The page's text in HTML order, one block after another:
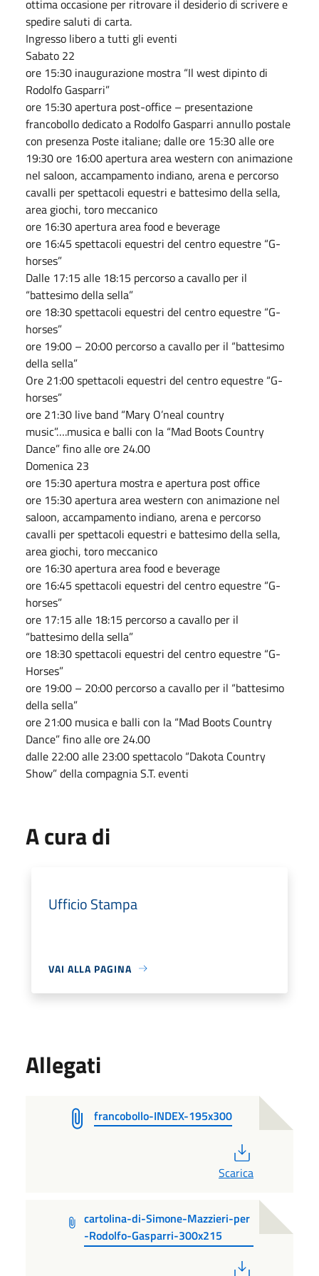
ottima occasione per ritrovare il desiderio di scrivere e
spedire saluti di carta.
Ingresso libero a tutti gli eventi
Sabato 22
ore 15:30 inaugurazione mostra “Il west dipinto di
Rodolfo Gasparri”
ore 15:30 apertura post-office – presentazione
francobollo dedicato a Rodolfo Gasparri annullo postale
con presenza Poste italiane; dalle ore 15:30 alle ore
19:30 ore 16:00 apertura area western con animazione
nel saloon, accampamento indiano, arena e percorso
cavalli per spettacoli equestri e battesimo della sella,
area giochi, toro meccanico
ore 16:30 apertura area food e beverage
ore 16:45 spettacoli equestri del centro equestre “G-
horses”
Dalle 17:15 alle 18:15 percorso a cavallo per il
“battesimo della sella”
ore 18:30 spettacoli equestri del centro equestre “G-
horses”
ore 19:00 – 20:00 percorso a cavallo per il “battesimo
della sella”
Ore 21:00 spettacoli equestri del centro equestre “G-
horses”
ore 21:30 live band “Mary O’neal country
music”….musica e balli con la “Mad Boots Country
Dance” fino alle ore 24.00
Domenica 23
ore 15:30 apertura mostra e apertura post office
ore 15:30 apertura area western con animazione nel
saloon, accampamento indiano, arena e percorso
cavalli per spettacoli equestri e battesimo della sella,
area giochi, toro meccanico
ore 16:30 apertura area food e beverage
ore 16:45 spettacoli equestri del centro equestre “G-
horses”
ore 17:15 alle 18:15 percorso a cavallo per il
“battesimo della sella”
ore 18:30 spettacoli equestri del centro equestre “G-
Horses”
ore 19:00 – 20:00 percorso a cavallo per il “battesimo
della sella”
ore 21:00 musica e balli con la “Mad Boots Country
Dance” fino alle ore 24.00
dalle 22:00 alle 23:00 spettacolo “Dakota Country
Show” della compagnia S.T. eventi
A cura di
Ufficio Stampa
VAI ALLA PAGINA
Allegati
francobollo-INDEX-195x300
Scarica
cartolina-di-Simone-Mazzieri-per
-Rodolfo-Gasparri-300x215